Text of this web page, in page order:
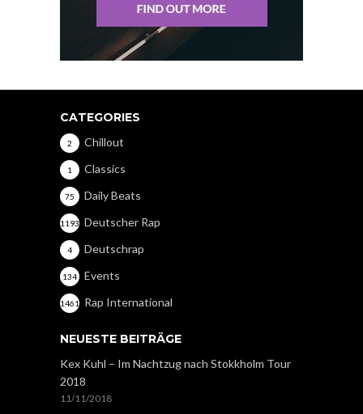
CATEGORIES
Chillout
2
Classics
1
Daily Beats
75
Deutscher Rap
1193
Deutschrap
4
Events
134
Rap International
1461
NEUESTE BEITRÄGE
Kex Kuhl – Im Nachtzug nach Stokkholm Tour
2018
11/11/2018